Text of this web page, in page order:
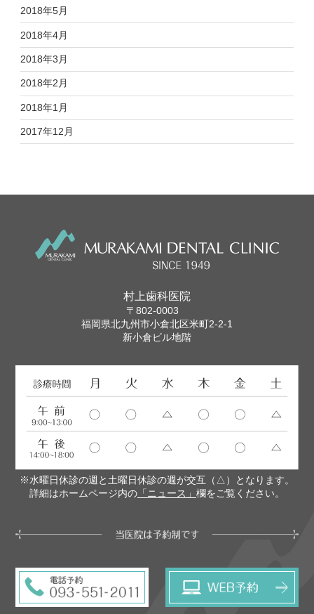
2018年5月
2018年4月
2018年3月
2018年2月
2018年1月
2017年12月
村上歯科医院
〒802-0003
福岡県北九州市小倉北区米町2-2-1
新小倉ビル地階
※水曜日休診の週と土曜日休診の週が交互（△）となります。
詳細はホームページ内の 「ニュース」 欄をご覧ください。